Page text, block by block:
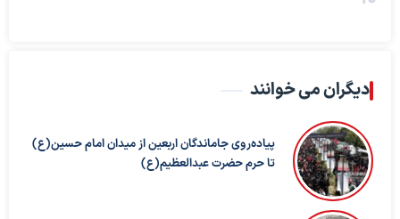
دیگران می خوانند
پیاده‌روی جاماندگان اربعین از میدان امام حسین(ع)
تا حرم حضرت عبدالعظیم(ع)